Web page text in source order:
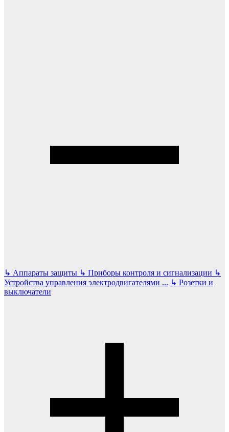
↳ Аппараты защиты ↳ Приборы контроля и сигнализации ↳
Устройства управления электродвигателями ... ↳ Розетки и
выключатели